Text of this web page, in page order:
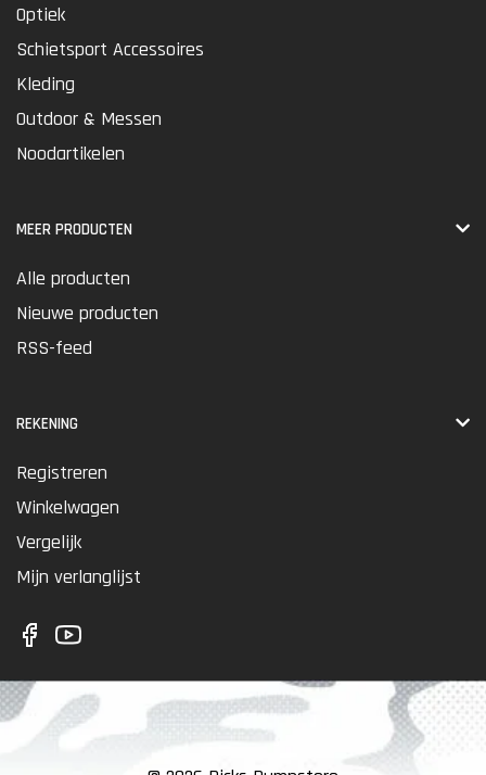
Optiek
Schietsport Accessoires
Kleding
Outdoor & Messen
Noodartikelen
MEER PRODUCTEN
Alle producten
Nieuwe producten
RSS-feed
REKENING
Registreren
Winkelwagen
Vergelijk
Mijn verlanglijst